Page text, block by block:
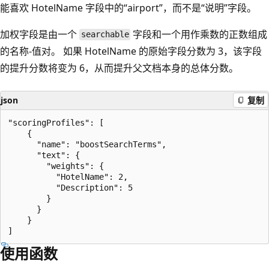
能喜欢 HotelName 字段中的“airport”，而不是“说明”字段。
加权字段是由一个 searchable 字段和一个用作乘数的正数组成
的名称-值对。 如果 HotelName 的原始字段分数为 3，该字段
的提升分数将变为 6，从而提升父文档本身的总体分数。
json 复制
"scoringProfiles": [
    {
      "name": "boostSearchTerms",
      "text": {
        "weights": {
          "HotelName": 2,
          "Description": 5
        }
      }
    }
使用函数